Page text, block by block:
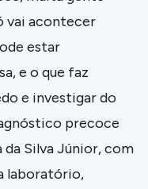
vai acontecer
estar
e o que faz
e investigar do
precoce
Silva Júnior, com
laboratório,